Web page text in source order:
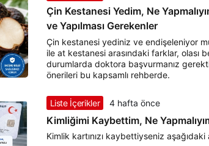
Çin Kestanesi Yedim, Ne
ve Yapılması Gerekenler
Çin kestanesi yediniz ve endişeleniyor
ile at kestanesi arasındaki farklar, olası
durumlarda doktora başvurmanız
önerileri bu kapsamlı rehberde.
Liste İçerikler 4 hafta önce
Kimliğimi Kaybettim, Ne
Kimlik kartınızı kaybettiyseniz aşağıdaki